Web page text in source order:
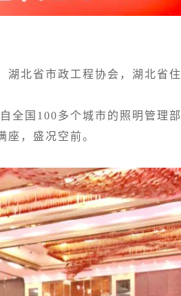
北省市政工程协会，湖北省住
全国100多个城市的照明管理部
，盛况空前。